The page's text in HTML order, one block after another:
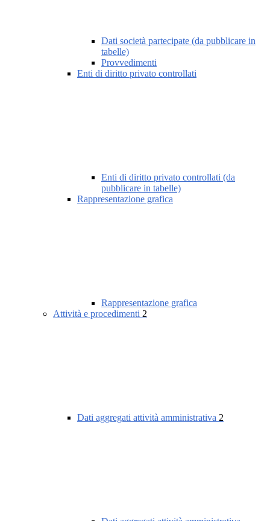
Dati società partecipate (da pubblicare in
tabelle)
Provvedimenti
Enti di diritto privato controllati
Enti di diritto privato controllati (da
pubblicare in tabelle)
Rappresentazione grafica
Rappresentazione grafica
Attività e procedimenti 2
Dati aggregati attività amministrativa 2